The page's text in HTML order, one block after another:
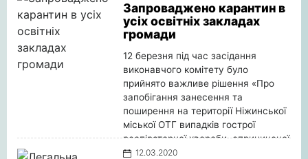
голови з питань діяльності
виконавчих органів ради Григорієм
Олійником, заступником міського
виконавчих органів ради Cергієм
Дзюбою, радником міського голови
Сергієм Осадчим, представниками
медичної сфери міста,
Детальніше
Запроваджено карантин в
усіх освітніх закладах
громади
12 березня під час засідання
виконавчого комітету було
прийнято важливе рішення «Про
запобігання занесення та
поширення на території Ніжинської
міської ОТГ випадків гострої
респіраторної хвороби, спричиненої
коронавірусом COVID-19».
12.03.2020